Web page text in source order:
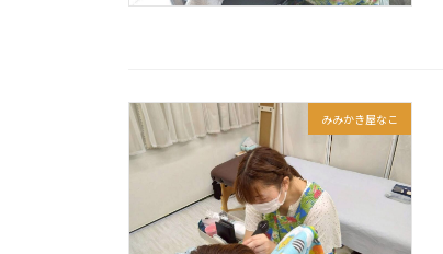
みみかき屋なこ